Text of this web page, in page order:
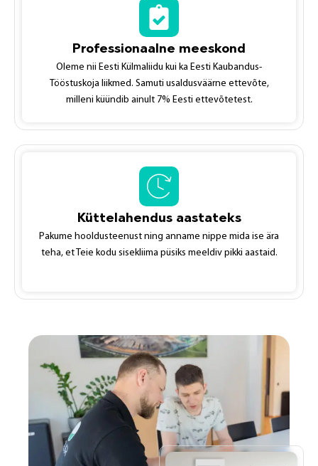
Professionaalne meeskond
Oleme nii Eesti Külmaliidu kui ka Eesti Kaubandus-
Tööstuskoja liikmed. Samuti usaldusväärne ettevõte,
milleni küündib ainult 7% Eesti ettevõtetest.
Küttelahendus aastateks
Pakume hooldusteenust ning anname nippe mida ise ära
teha, et Teie kodu sisekliima püsiks meeldiv pikki aastaid.